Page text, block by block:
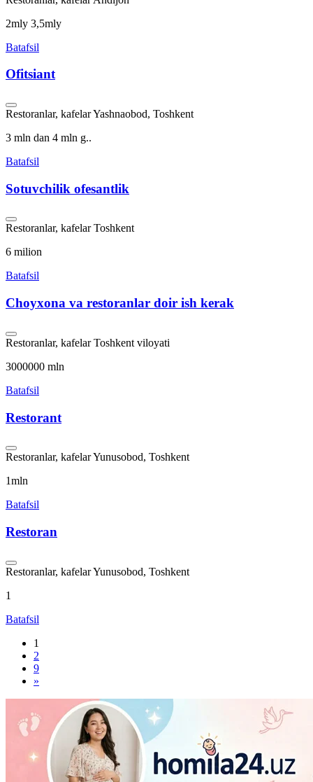
2mly 3,5mly
Batafsil
Ofitsiant
Restoranlar, kafelarYashnaobod, Toshkent
3 mln dan 4 mln g..
Batafsil
Sotuvchilik ofesantlik
Restoranlar, kafelar Toshkent
6 milion
Batafsil
Choyxona va restoranlar doir ish kerak
Restoranlar, kafelar Toshkent viloyati
3000000 mln
Batafsil
Restorant
Restoranlar, kafelarYunusobod, Toshkent
1mln
Batafsil
Restoran
Restoranlar, kafelarYunusobod, Toshkent
1
Batafsil
1
2
9
»